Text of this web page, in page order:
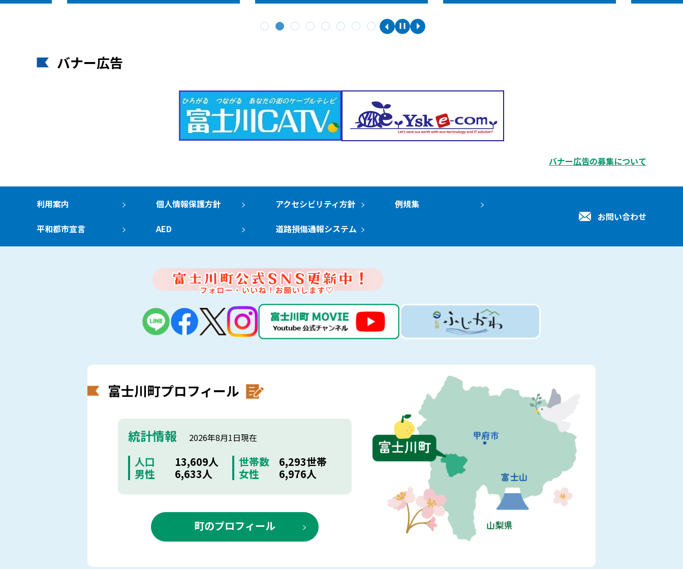
バナー広告
バナー広告の募集について
利用案内 個人情報保護方針 アクセシビリティ方針 例規集
平和都市宣言 AED 道路損傷通報システム
お問い合わせ
富士川町プロフィール
統計情報 2026年8月1日現在
人口 13,609人 世帯数
6,293世帯
男性
6,633人 女性 6,976人
町のプロフィール